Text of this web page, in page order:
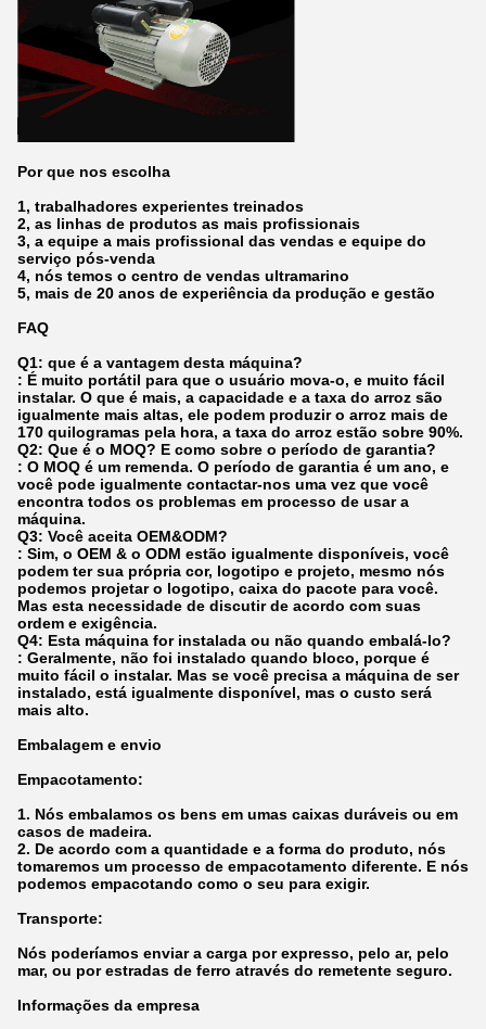
Por que nos escolha
1, trabalhadores experientes treinados
2, as linhas de produtos as mais profissionais
3, a equipe a mais profissional das vendas e equipe do
serviço pós-venda
4, nós temos o centro de vendas ultramarino
5, mais de 20 anos de experiência da produção e gestão
FAQ
Q1: que é a vantagem desta máquina?
: É muito portátil para que o usuário mova-o, e muito fácil
instalar. O que é mais, a capacidade e a taxa do arroz são
igualmente mais altas, ele podem produzir o arroz mais de
170 quilogramas pela hora, a taxa do arroz estão sobre 90%.
Q2: Que é o MOQ? E como sobre o período de garantia?
: O MOQ é um remenda. O período de garantia é um ano, e
você pode igualmente contactar-nos uma vez que você
encontra todos os problemas em processo de usar a
máquina.
Q3: Você aceita OEM&ODM?
: Sim, o OEM & o ODM estão igualmente disponíveis, você
podem ter sua própria cor, logotipo e projeto, mesmo nós
podemos projetar o logotipo, caixa do pacote para você.
Mas esta necessidade de discutir de acordo com suas
ordem e exigência.
Q4: Esta máquina for instalada ou não quando embalá-lo?
: Geralmente, não foi instalado quando bloco, porque é
muito fácil o instalar. Mas se você precisa a máquina de ser
instalado, está igualmente disponível, mas o custo será
mais alto.
Embalagem e envio
Empacotamento:
1. Nós embalamos os bens em umas caixas duráveis ou em
casos de madeira.
2. De acordo com a quantidade e a forma do produto, nós
tomaremos um processo de empacotamento diferente. E nós
podemos empacotando como o seu para exigir.
Transporte:
Nós poderíamos enviar a carga por expresso, pelo ar, pelo
mar, ou por estradas de ferro através do remetente seguro.
Informações da empresa